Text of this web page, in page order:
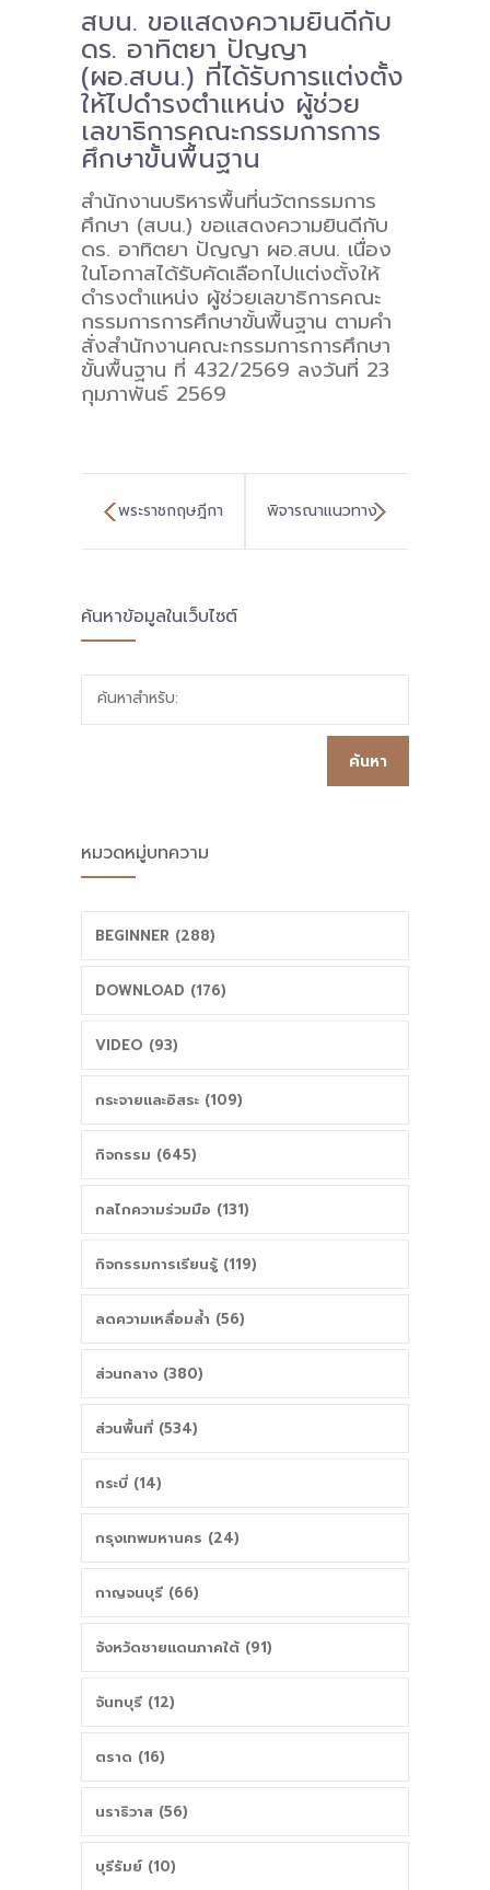
-- ทีมงาน สบน.
ติดต่อเรา
สบน. ขอแสดงความยินดีกับ
ดร. อาทิตยา ปัญญา
(ผอ.สบน.) ที่ได้รับการแต่งตั้ง
ให้ไปดำรงตำแหน่ง ผู้ช่วย
เลขาธิการคณะกรรมการการ
ศึกษาขั้นพื้นฐาน
สำนักงานบริหารพื้นที่นวัตกรรมการ
ศึกษา (สบน.) ขอแสดงความยินดีกับ
ดร. อาทิตยา ปัญญา ผอ.สบน. เนื่อง
ในโอกาสได้รับคัดเลือกไปแต่งตั้งให้
ดำรงตำแหน่ง ผู้ช่วยเลขาธิการคณะ
กรรมการการศึกษาขั้นพื้นฐาน ตามคำ
สั่งสำนักงานคณะกรรมการการศึกษา
ขั้นพื้นฐาน ที่ 432/2569 ลงวันที่ 23
กุมภาพันธ์ 2569
พระราชกฤษฎีกา
บังคับพระราช
พิจารณาแนวทาง
สถานศึกษานำร่อง
ค้นหาข้อมูลในเว็บไซต์
ค้นหาสำหรับ:
หมวดหมู่บทความ
BEGINNER (288)
DOWNLOAD (176)
VIDEO (93)
กระจายและอิสระ (109)
กิจกรรม (645)
กลไกความร่วมมือ (131)
กิจกรรมการเรียนรู้ (119)
ลดความเหลื่อมล้ำ (56)
ส่วนกลาง (380)
ส่วนพื้นที่ (534)
กระบี่ (14)
กรุงเทพมหานคร (24)
กาญจนบุรี (66)
จังหวัดชายแดนภาคใต้ (91)
จันทบุรี (12)
ตราด (16)
นราธิวาส (56)
บุรีรัมย์ (10)